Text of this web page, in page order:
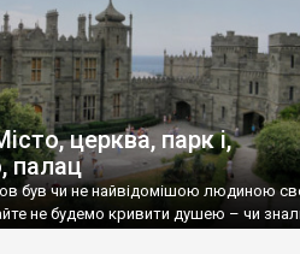
церква, парк і,
палац
був чи не найвідомішою людиною
не будемо кривити душею – чи